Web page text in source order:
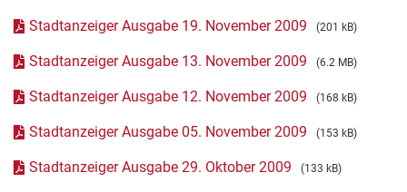
Stadtanzeiger Ausgabe 19. November 2009 (201 kB)
Stadtanzeiger Ausgabe 13. November 2009 (6.2 MB)
Stadtanzeiger Ausgabe 12. November 2009 (168 kB)
Stadtanzeiger Ausgabe 05. November 2009 (153 kB)
Stadtanzeiger Ausgabe 29. Oktober 2009 (133 kB)